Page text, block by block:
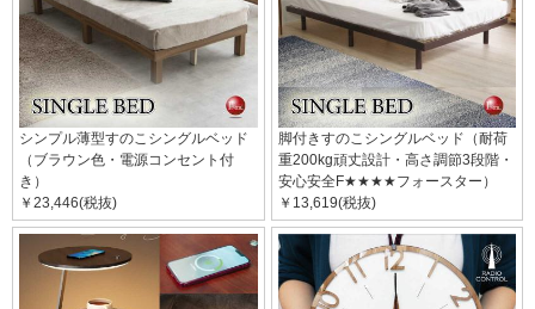
シンプル薄型すのこシングルベッド
（ブラウン色・電源コンセント付
き）
￥23,446(税抜)
脚付きすのこシングルベッド（耐荷
重200kg頑丈設計・高さ調節3段階・
安心安全F★★★★フォースター）
￥13,619(税抜)